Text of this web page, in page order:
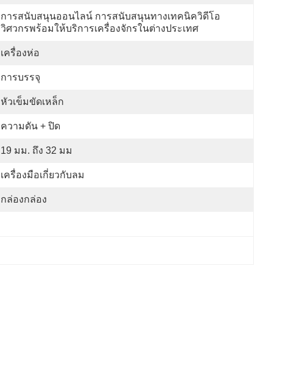
การสนับสนุนออนไลน์ การสนับสนุนทางเทคนิควิดีโอ
วิศวกรพร้อมให้บริการเครื่องจักรในต่างประเทศ
เครื่องห่อ
การบรรจุ
หัวเข็มขัดเหล็ก
ความดัน + ปิด
19 มม. ถึง 32 มม
เครื่องมือเกี่ยวกับลม
กล่องกล่อง